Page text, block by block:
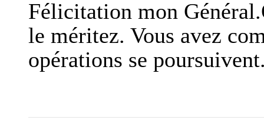
Félicitation mon
le méritez. Vous avez
opérations se